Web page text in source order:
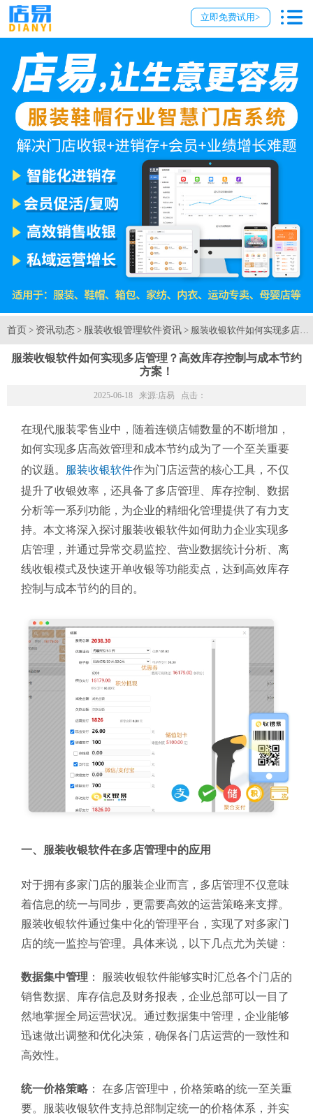
立即免费试用>
首页 > 资讯动态 > 服装收银管理软件资讯 > 服装收银软件如何实现多店
服装收银软件如何实现多店管理？高效库存控制与成本节约
方案！
2025-06-18 来源:店易 点击：
在现代服装零售业中，随着连锁店铺数量的不断增加，
如何实现多店高效管理和成本节约成为了一个至关重要
的议题。
服装收银软件作为门店运营的核心工具，不仅
提升了收银效率，还具备了多店管理、库存控制、数据
分析等一系列功能，为企业的精细化管理提供了有力支
持。本文将深入探讨服装收银软件如何助力企业实现多
店管理，并通过异常交易监控、营业数据统计分析、离
线收银模式及快速开单收银等功能卖点，达到高效库存
控制与成本节约的目的。
一、服装收银软件在多店管理中的应用
对于拥有多家门店的服装企业而言，多店管理不仅意味
着信息的统一与同步，更需要高效的运营策略来支撑。
服装收银软件通过集中化的管理平台，实现了对多家门
店的统一监控与管理。具体来说，以下几点尤为关键：
数据集中管理 ： 服装收银软件能够实时汇总各个门店的
销售数据、库存信息及财务报表，企业总部可以一目了
然地掌握全局运营状况。通过数据集中管理，企业能够
迅速做出调整和优化决策，确保各门店运营的一致性和
高效性。
统一价格策略 ： 在多店管理中，价格策略的统一至关重
要。服装收银软件支持总部制定统一的价格体系，并实